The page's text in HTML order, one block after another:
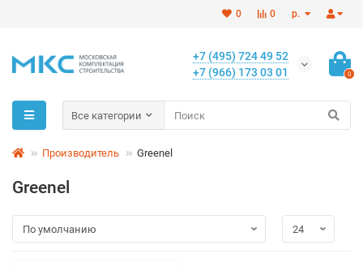
р.
0
0
+7 (495) 724 49 52
+7 (966) 173 03 01
0
Все категории
Производитель Greenel
Greenel